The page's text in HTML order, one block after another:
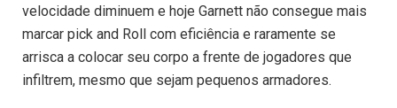
velocidade diminuem e hoje Garnett não consegue mais
marcar pick and Roll com eficiência e raramente se
arrisca a colocar seu corpo a frente de jogadores que
infiltrem, mesmo que sejam pequenos armadores.